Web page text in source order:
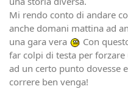
Mi rendo conto di andare
anche domani mattina ad
una gara vera
Con
far colpi di testa per
ad un certo punto dovesse
correre ben venga!